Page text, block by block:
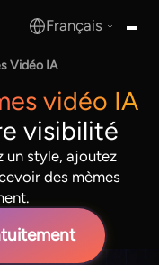
Français
Vidéo IA
vidéo IA
visibilité
un style, ajoutez
des mèmes